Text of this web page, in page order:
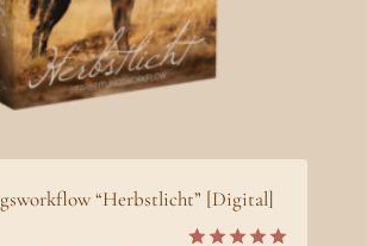
“Herbstlicht” [Digital]